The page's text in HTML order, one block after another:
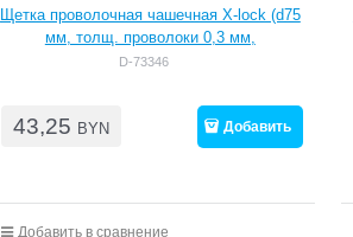
Щетка проволочная чашечная X-lock (d75
мм, толщ. проволоки 0,3 мм,
гофрированная)
D-73346
43,25 BYN Добавить
Добавить в сравнение